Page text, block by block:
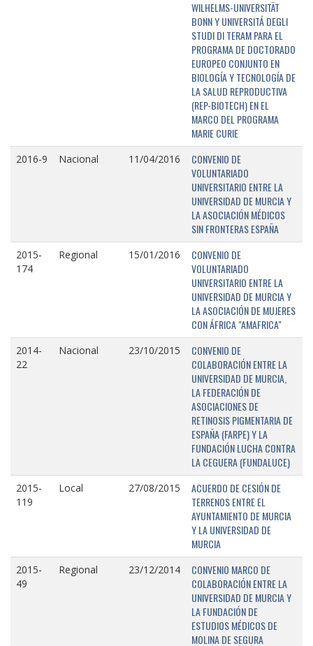
WILHELMS-UNIVERSITÄT
BONN Y UNIVERSITÁ DEGLI
STUDI DI TERAM PARA EL
PROGRAMA DE DOCTORADO
EUROPEO CONJUNTO EN
BIOLOGÍA Y TECNOLOGÍA DE
LA SALUD REPRODUCTIVA
(REP-BIOTECH) EN EL
MARCO DEL PROGRAMA
MARIE CURIE
2016-9 Nacional 11/04/2016
CONVENIO DE
VOLUNTARIADO
UNIVERSITARIO ENTRE LA
UNIVERSIDAD DE MURCIA Y
LA ASOCIACIÓN MÉDICOS
SIN FRONTERAS ESPAÑA
2015-
174
Regional 15/01/2016
CONVENIO DE
VOLUNTARIADO
UNIVERSITARIO ENTRE LA
UNIVERSIDAD DE MURCIA Y
LA ASOCIACIÓN DE MUJERES
CON ÁFRICA "AMAFRICA"
2014-
22
Nacional 23/10/2015
CONVENIO DE
COLABORACIÓN ENTRE LA
UNIVERSIDAD DE MURCIA,
LA FEDERACIÓN DE
ASOCIACIONES DE
RETINOSIS PIGMENTARIA DE
ESPAÑA (FARPE) Y LA
FUNDACIÓN LUCHA CONTRA
LA CEGUERA (FUNDALUCE)
2015-
119
Local 27/08/2015
ACUERDO DE CESIÓN DE
TERRENOS ENTRE EL
AYUNTAMIENTO DE MURCIA
Y LA UNIVERSIDAD DE
MURCIA
2015-
49
Regional 23/12/2014
CONVENIO MARCO DE
COLABORACIÓN ENTRE LA
UNIVERSIDAD DE MURCIA Y
LA FUNDACIÓN DE
ESTUDIOS MÉDICOS DE
MOLINA DE SEGURA